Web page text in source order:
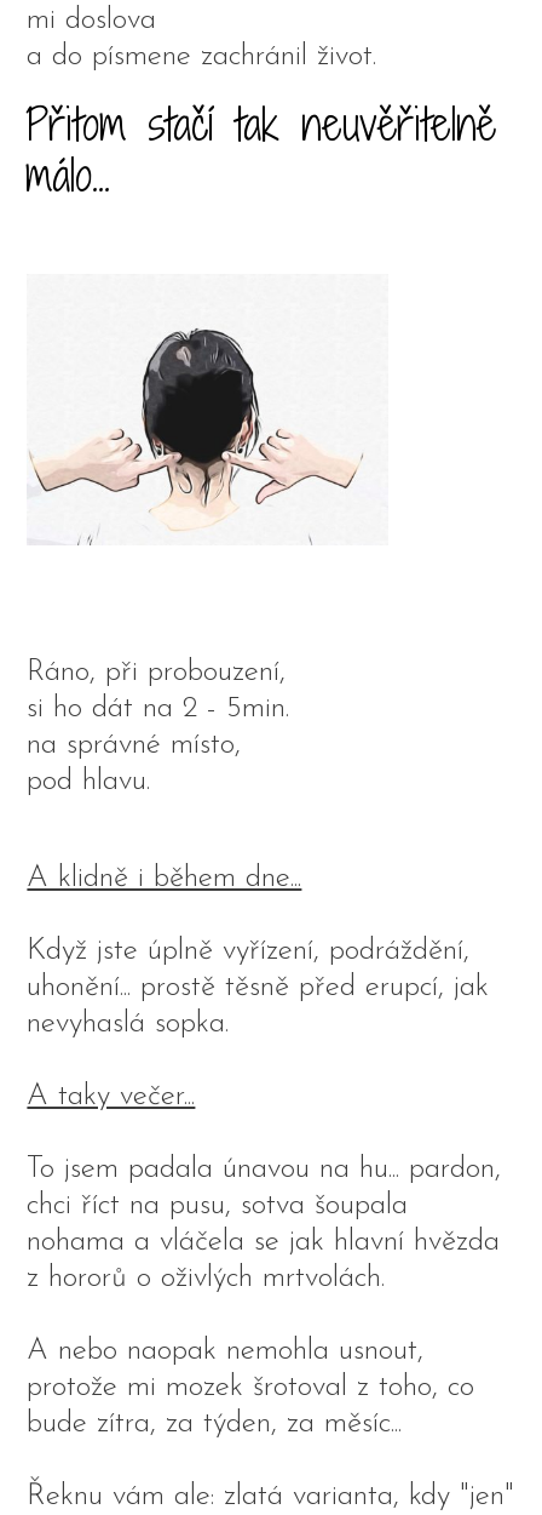
mi doslova
a do písmene zachránil život.
Přitom stačí tak neuvěřitelně
málo...
Ráno, při probouzení,
si ho dát na 2 - 5min.
na správné místo,
pod hlavu.
A klidně i během dne...
Když jste úplně vyřízení, podráždění,
uhonění... prostě těsně před erupcí, jak
nevyhaslá sopka.
A taky večer...
To jsem padala únavou na hu... pardon,
chci říct na pusu, sotva šoupala
nohama a vláčela se jak hlavní hvězda
z hororů o oživlých mrtvolách.
A nebo naopak nemohla usnout,
protože mi mozek šrotoval z toho, co
bude zítra, za týden, za měsíc...
Řeknu vám ale: zlatá varianta, kdy "jen"